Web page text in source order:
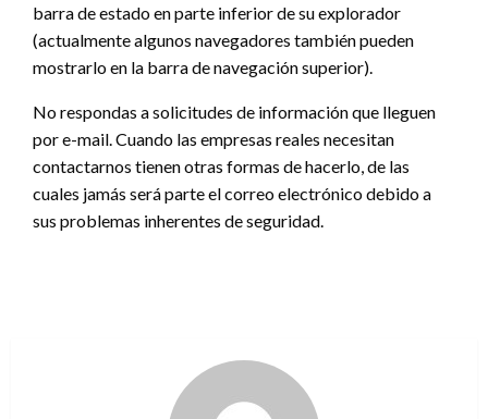
barra de estado en parte inferior de su explorador
(actualmente algunos navegadores también pueden
mostrarlo en la barra de navegación superior).
No respondas a solicitudes de información que lleguen
por e-mail. Cuando las empresas reales necesitan
contactarnos tienen otras formas de hacerlo, de las
cuales jamás será parte el correo electrónico debido a
sus problemas inherentes de seguridad.